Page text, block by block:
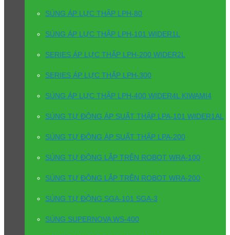
SÚNG ÁP LỰC THẤP LPH-80
SÚNG ÁP LỰC THẤP LPH-101 WIDER1L
SERIES ÁP LỰC THẤP LPH-200 WIDER2L
SERIES ÁP LỰC THẤP LPH-300
SÚNG ÁP LỰC THẤP LPH-400 WIDER4L KIWAMI4
SÚNG TỰ ĐỘNG ÁP SUẤT THẤP LPA-101 WIDER1AL
SÚNG TỰ ĐỘNG ÁP SUẤT THẤP LPA-200
SÚNG TỰ ĐỘNG LẮP TRÊN ROBOT WRA-100
SÚNG TỰ ĐỘNG LẮP TRÊN ROBOT WRA-200
SÚNG TỰ ĐỘNG SGA-101 SGA-3
SÚNG SUPERNOVA WS-400